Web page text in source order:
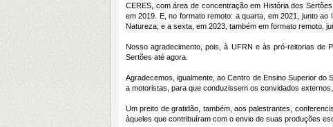
CERES, com área de concentração em História dos
em 2019. E, no formato remoto: a quarta, em 2021, junto
Natureza; e a sexta, em 2023, também em formato remoto,
Nosso agradecimento, pois, à UFRN e às pró-reitorias de
Sertões até agora.
Agradecemos, igualmente, ao Centro de Ensino Superior
a motoristas, para que conduzissem os convidados
Um preito de gratidão, também, aos palestrantes,
àqueles que contribuíram com o envio de suas produções